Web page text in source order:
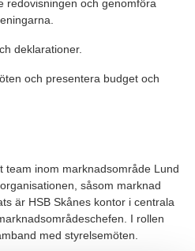
redovisningen och genomföra
deklarationer.
och presentera budget och
team inom marknadsområde Lund
såsom marknad
är HSB Skånes kontor i centrala
I rollen
med styrelsemöten.